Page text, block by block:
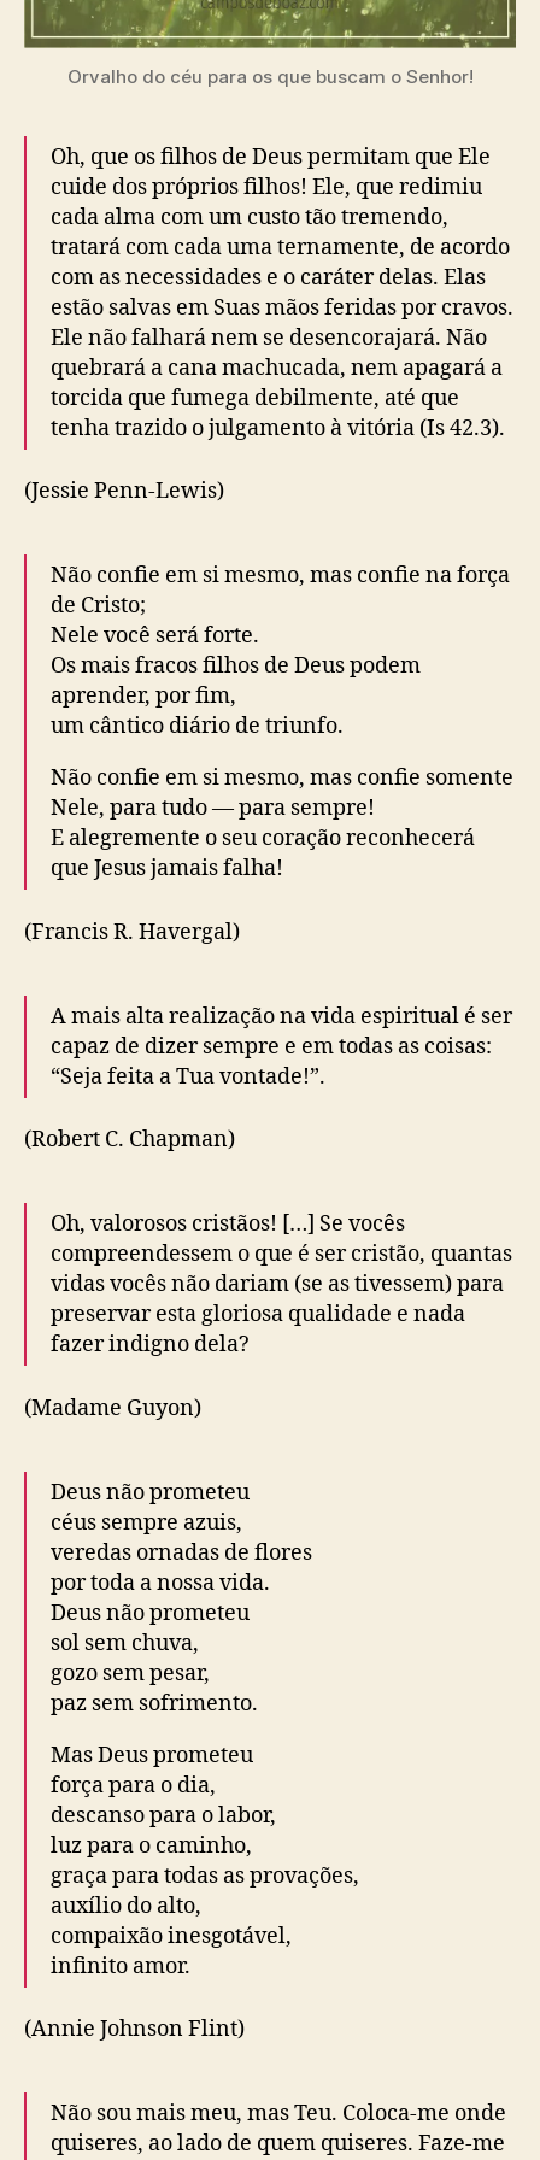
Orvalho do céu para os que buscam o Senhor!
Oh, que os filhos de Deus permitam que Ele
cuide dos próprios filhos! Ele, que redimiu
cada alma com um custo tão tremendo,
tratará com cada uma ternamente, de acordo
com as necessidades e o caráter delas. Elas
estão salvas em Suas mãos feridas por cravos.
Ele não falhará nem se desencorajará. Não
quebrará a cana machucada, nem apagará a
torcida que fumega debilmente, até que
tenha trazido o julgamento à vitória (Is 42.3).
(Jessie Penn-Lewis)
Não confie em si mesmo, mas confie na força
de Cristo;
Nele você será forte.
Os mais fracos filhos de Deus podem
aprender, por fim,
um cântico diário de triunfo.
Não confie em si mesmo, mas confie somente
Nele, para tudo ― para sempre!
E alegremente o seu coração reconhecerá
que Jesus jamais falha!
(Francis R. Havergal)
A mais alta realização na vida espiritual é ser
capaz de dizer sempre e em todas as coisas:
“Seja feita a Tua vontade!”.
(Robert C. Chapman)
Oh, valorosos cristãos! […] Se vocês
compreendessem o que é ser cristão, quantas
vidas vocês não dariam (se as tivessem) para
preservar esta gloriosa qualidade e nada
fazer indigno dela?
(Madame Guyon)
Deus não prometeu
céus sempre azuis,
veredas ornadas de flores
por toda a nossa vida.
Deus não prometeu
sol sem chuva,
gozo sem pesar,
paz sem sofrimento.
Mas Deus prometeu
força para o dia,
descanso para o labor,
luz para o caminho,
graça para todas as provações,
auxílio do alto,
compaixão inesgotável,
infinito amor.
(Annie Johnson Flint)
Não sou mais meu, mas Teu. Coloca-me onde
quiseres, ao lado de quem quiseres. Faze-me